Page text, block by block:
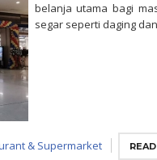
belanja utama bagi
segar seperti daging
& Supermarket